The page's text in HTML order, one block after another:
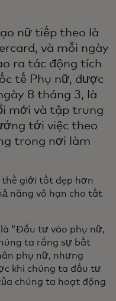
nữ tiếp theo là
và mỗi ngày
ra tác động tích
tế Phụ nữ, được
8 tháng 3, là
mới và tập trung
tới việc theo
trong nơi làm
thế giới tốt đẹp hơn
năng vô hạn cho tất
“Đầu tư vào phụ nữ,
ta rằng sự bất
phụ nữ, nhưng
khi chúng ta đầu tư
chúng ta hoạt động